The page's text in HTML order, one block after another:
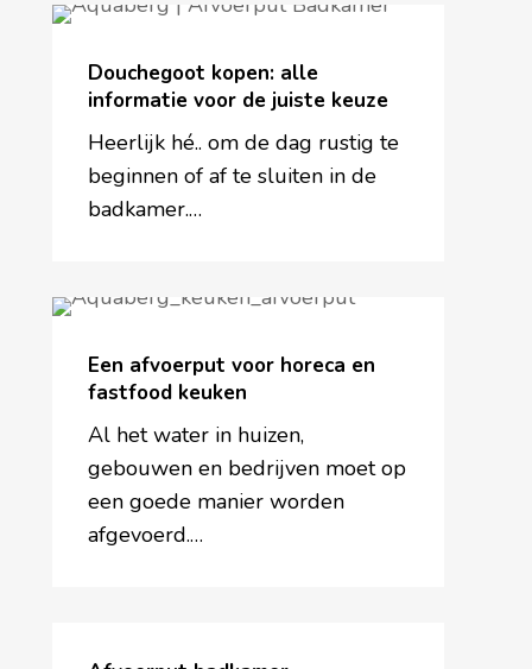
Douchegoot
informatie
voor
juiste
Douchegoot kopen: alle
informatie voor de juiste keuze
Heerlijk hé.. om de dag rustig te
beginnen of af te sluiten in de
badkamer.…
Een
voor
horeca
fastfood
keuken
Een afvoerput voor horeca en
fastfood keuken
Al het water in huizen,
gebouwen en bedrijven moet op
een goede manier worden
afgevoerd.…